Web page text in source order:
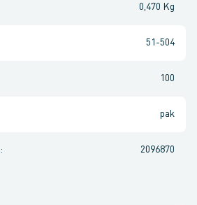
0,470 Kg
51-504
100
pak
: 2096870